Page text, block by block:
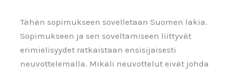
Tähän sopimukseen sovelletaan Suomen lakia.
Sopimukseen ja sen soveltamiseen liittyvät
erimielisyydet ratkaistaan ensisijaisesti
neuvottelemalla. Mikäli neuvottelut eivät johda